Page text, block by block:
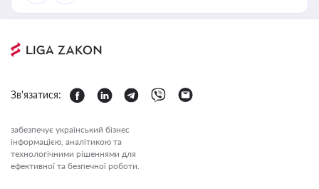
Зв'язатися:
забезпечує український бізнес
інформацією, аналітикою та
технологічними рішеннями для
ефективної та безпечної роботи.